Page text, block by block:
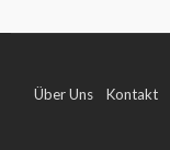
Über Uns Kontakt